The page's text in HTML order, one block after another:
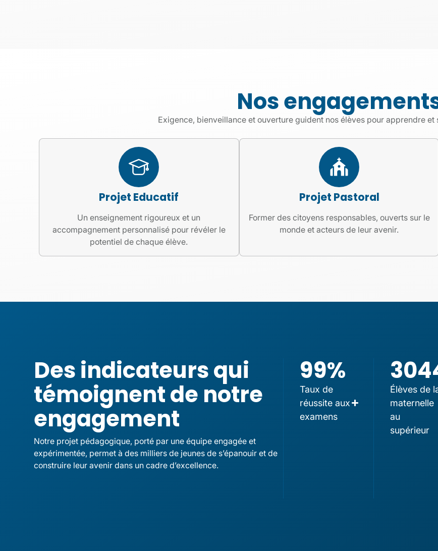
Nos
Exigence, bienveillance et ouverture guident nos élèves pour apprendre et
Projet Educatif
Un enseignement rigoureux et un
accompagnement personnalisé pour révéler le
potentiel de chaque élève.
Projet Pastoral
Former des citoyens responsables, ouverts sur le
monde et acteurs de leur avenir.
Des indicateurs qui
témoignent de notre
engagement
Notre projet pédagogique, porté par une équipe engagée et
expérimentée, permet à des milliers de jeunes de s’épanouir et de
construire leur avenir dans un cadre d’excellence.
99%
Taux de
réussite aux
examens
Élèves de
maternelle
au
supérieur